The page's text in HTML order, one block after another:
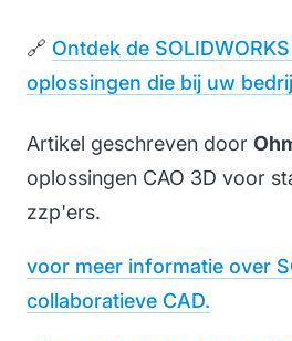
🔗 Ontdek de
oplossingen die bij uw
Artikel geschreven door
oplossingen CAO 3D voor
zzp'ers.
voor meer informatie over
collaboratieve CAD.